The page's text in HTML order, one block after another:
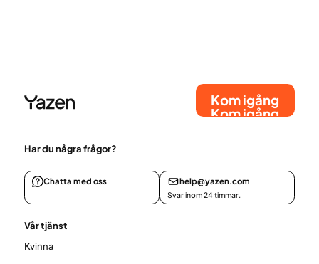
Kom igång
Kom igång
Har du några frågor?
Chatta med oss help@yazen.com
Svar inom 24 timmar.
Vår tjänst
Kvinna